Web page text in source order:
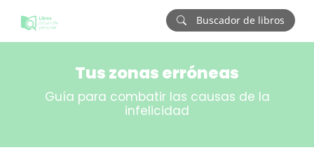
Buscador de libros
Tus zonas erróneas
Guía para combatir las causas de la
infelicidad